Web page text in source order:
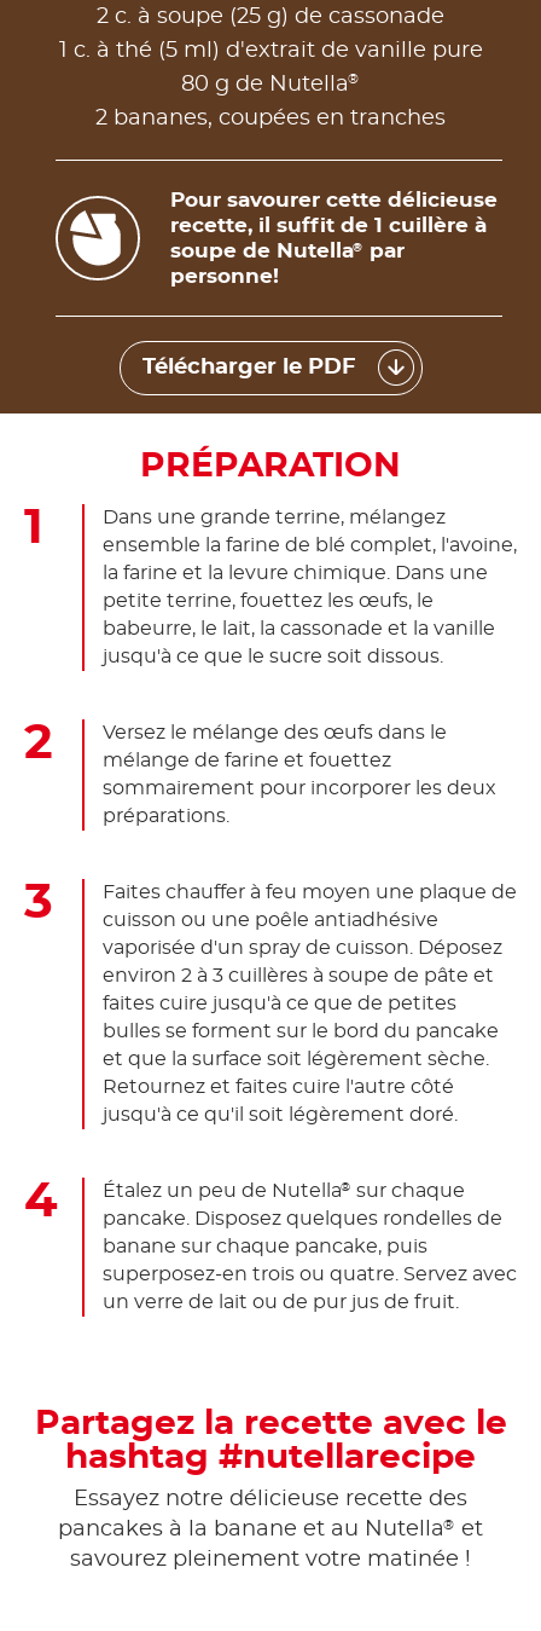
2 c. à soupe (25 g) de cassonade
1 c. à thé (5 ml) d'extrait de vanille pure
80 g de Nutella®
2 bananes, coupées en tranches
Pour savourer cette délicieuse
recette, il suffit de 1 cuillère à
soupe de Nutella®
par
personne!
Télécharger le PDF
PRÉPARATION
Dans une grande terrine, mélangez
ensemble la farine de blé complet, l'avoine,
la farine et la levure chimique. Dans une
petite terrine, fouettez les œufs, le
babeurre, le lait, la cassonade et la vanille
jusqu'à ce que le sucre soit dissous.
Versez le mélange des œufs dans le
mélange de farine et fouettez
sommairement pour incorporer les deux
préparations.
Faites chauffer à feu moyen une plaque de
cuisson ou une poêle antiadhésive
vaporisée d'un spray de cuisson. Déposez
environ 2 à 3 cuillères à soupe de pâte et
faites cuire jusqu'à ce que de petites
bulles se forment sur le bord du pancake
et que la surface soit légèrement sèche.
Retournez et faites cuire l'autre côté
jusqu'à ce qu'il soit légèrement doré.
Étalez un peu de Nutella® sur chaque
pancake. Disposez quelques rondelles de
banane sur chaque pancake, puis
superposez-en trois ou quatre. Servez avec
un verre de lait ou de pur jus de fruit.
Partagez la recette avec le
hashtag #nutellarecipe
Essayez notre délicieuse recette des
pancakes à la banane et au Nutella® et
savourez pleinement votre matinée !